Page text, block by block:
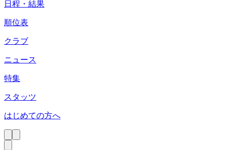
日程・結果
順位表
クラブ
ニュース
特集
スタッツ
はじめての方へ